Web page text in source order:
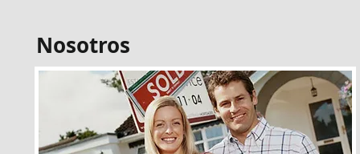
Nosotros